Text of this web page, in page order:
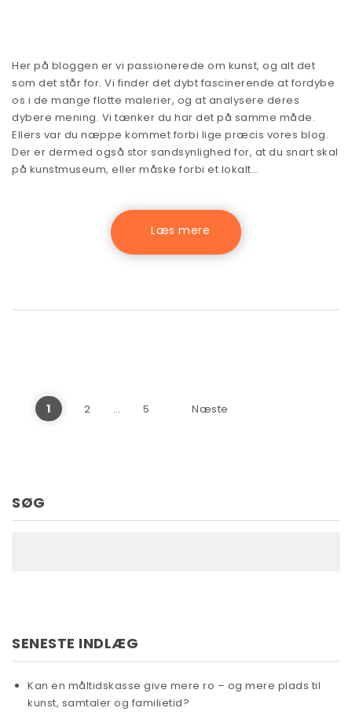
Her på bloggen er vi passionerede om kunst, og alt det
som det står for. Vi finder det dybt fascinerende at fordybe
os i de mange flotte malerier, og at analysere deres
dybere mening. Vi tænker du har det på samme måde.
Ellers var du næppe kommet forbi lige præcis vores blog.
Der er dermed også stor sandsynlighed for, at du snart skal
på kunstmuseum, eller måske forbi et lokalt…
Indlægsinddeling
1 2 … 5 Næste
SØG
SENESTE INDLÆG
Kan en måltidskasse give mere ro – og mere plads til
kunst, samtaler og familietid?